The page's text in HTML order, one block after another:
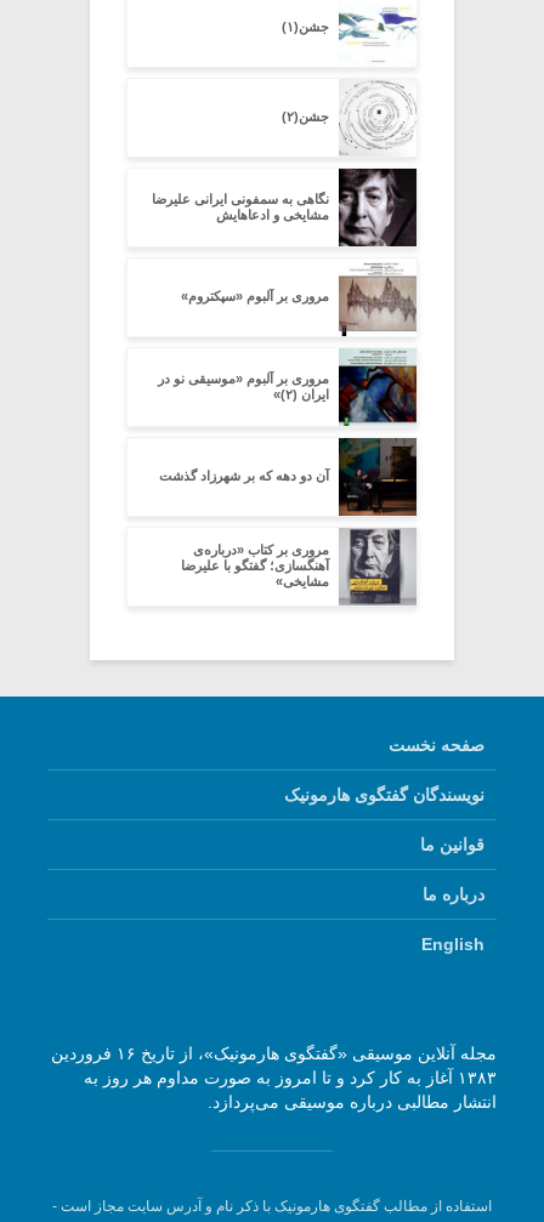
جشن(۱)
جشن(۲)
نگاهی به سمفونی ایرانی علیرضا
مشایخی و ادعاهایش
مروری بر آلبوم «سپکتروم»
مروری بر آلبوم «موسیقی نو در
ایران (۲)»
آن دو دهه که بر شهرزاد گذشت
مروری بر کتاب «درباره‌ی
آهنگسازی؛ گفتگو با علیرضا
مشایخی»
صفحه نخست
نویسندگان گفتگوی هارمونیک
قوانین ما
درباره ما
English
مجله آنلاین موسیقی «گفتگوی هارمونیک»، از تاریخ ۱۶ فروردین
۱۳۸۳ آغاز به کار کرد و تا امروز به صورت مداوم هر روز به
انتشار مطالبی درباره موسیقی می‌پردازد.
استفاده از مطالب گفتگوی هارمونیک با ذکر نام و آدرس سایت مجاز است -